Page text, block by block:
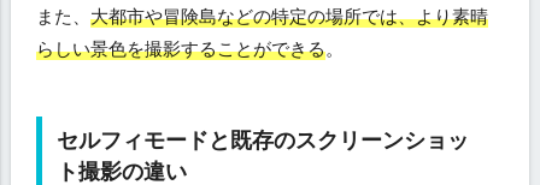
影
の
また、大都市や冒険島などの特定の場所では、より素晴
らしい景色を撮影することができる。
セルフィモードと既存のスクリーンショッ
ト撮影の違い